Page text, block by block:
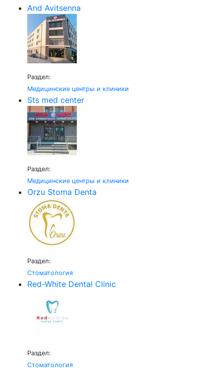
And Avitsenna
Раздел:
Медицинские центры и клиники
Sts med center
Раздел:
Медицинские центры и клиники
Orzu Stoma Denta
Раздел:
Стоматология
Red-White Dental Clinic
Раздел:
Стоматология